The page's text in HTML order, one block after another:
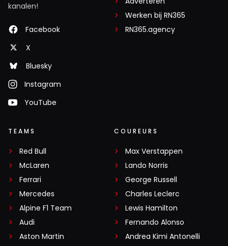
kanalen!
Facebook
X
Bluesky
Instagram
YouTube
Werken bij RN365
RN365.agency
TEAMS
Red Bull
McLaren
Ferrari
Mercedes
Alpine F1 Team
Audi
Aston Martin
COUREURS
Max Verstappen
Lando Norris
George Russell
Charles Leclerc
Lewis Hamilton
Fernando Alonso
Andrea Kimi Antonelli